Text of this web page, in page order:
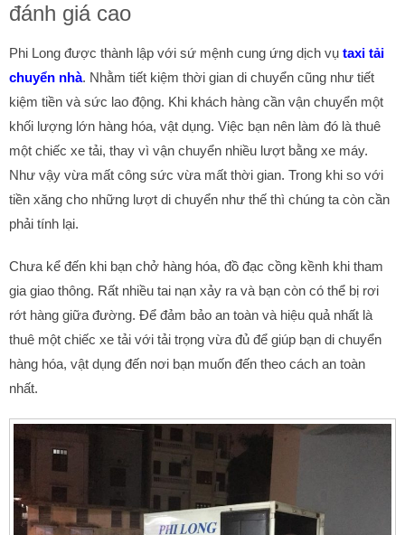
đánh giá cao
Phi Long được thành lập với sứ mệnh cung ứng dịch vụ taxi tải
chuyển nhà. Nhằm tiết kiệm thời gian di chuyển cũng như tiết
kiệm tiền và sức lao động. Khi khách hàng cần vận chuyển một
khối lượng lớn hàng hóa, vật dụng. Việc bạn nên làm đó là thuê
một chiếc xe tải, thay vì vận chuyển nhiều lượt bằng xe máy.
Như vậy vừa mất công sức vừa mất thời gian. Trong khi so với
tiền xăng cho những lượt di chuyển như thế thì chúng ta còn cần
phải tính lại.
Chưa kể đến khi bạn chở hàng hóa, đồ đạc cồng kềnh khi tham
gia giao thông. Rất nhiều tai nạn xảy ra và bạn còn có thể bị rơi
rớt hàng giữa đường. Để đảm bảo an toàn và hiệu quả nhất là
thuê một chiếc xe tải với tải trọng vừa đủ để giúp bạn di chuyển
hàng hóa, vật dụng đến nơi bạn muốn đến theo cách an toàn
nhất.